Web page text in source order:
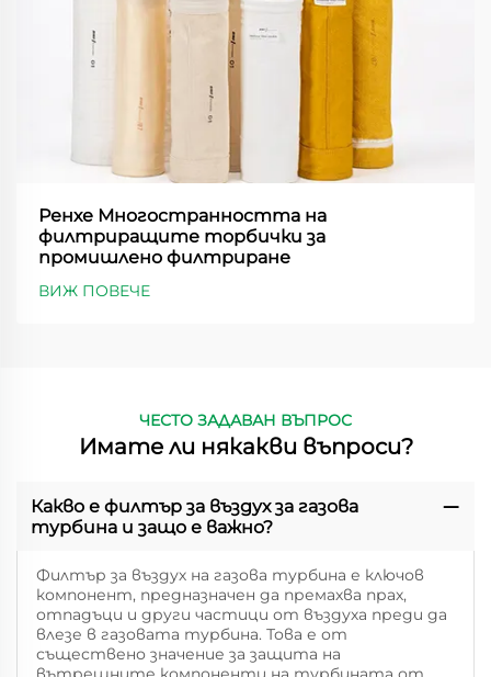
Ренхе Многостранността на
филтриращите торбички за
промишлено филтриране
ВИЖ ПОВЕЧЕ
ЧЕСТО ЗАДАВАН ВЪПРОС
Имате ли някакви въпроси?
Какво е филтър за въздух за газова
турбина и защо е важно?
Филтър за въздух на газова турбина е ключов
компонент, предназначен да премахва прах,
отпадъци и други частици от въздуха преди да
влезе в газовата турбина. Това е от
съществено значение за защита на